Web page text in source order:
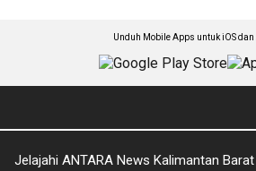
Unduh Mobile Apps untuk iOS dan
Jelajahi ANTARA News Kalimantan Barat